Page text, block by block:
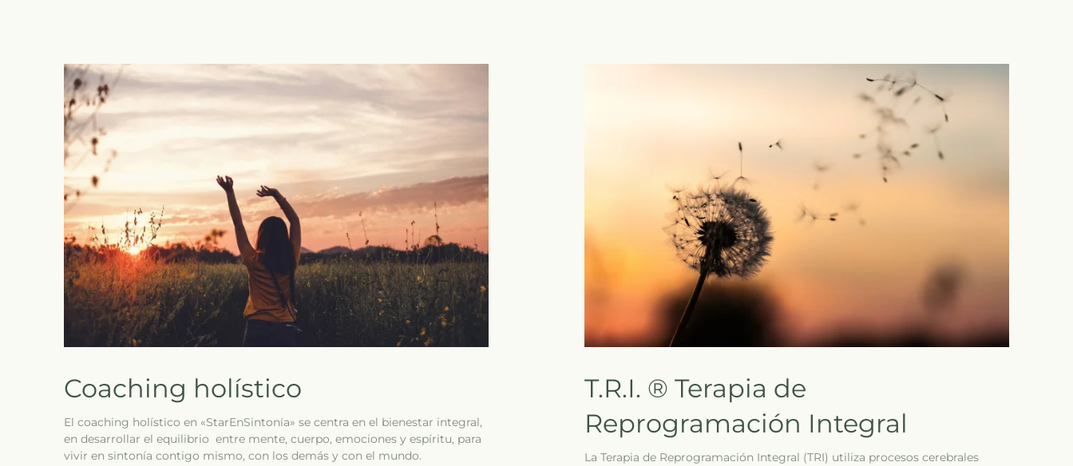
Coaching holístico
El coaching holístico en «StarEnSintonía» se centra en el bienestar integral,
en desarrollar el equilibrio entre mente, cuerpo, emociones y espíritu, para
vivir en sintonía contigo mismo, con los demás y con el mundo.
T.R.I. ® Terapia de
Reprogramación Integral
La Terapia de Reprogramación Integral (TRI) utiliza procesos cerebrales